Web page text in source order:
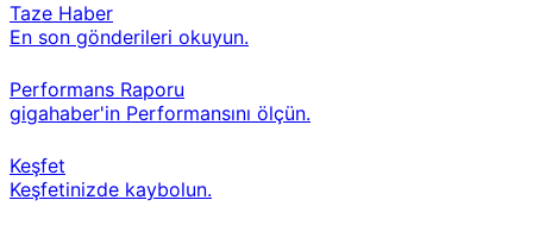
Taze Haber
En son gönderileri okuyun.
Performans Raporu
gigahaber'in Performansını ölçün.
Keşfet
Keşfetinizde kaybolun.